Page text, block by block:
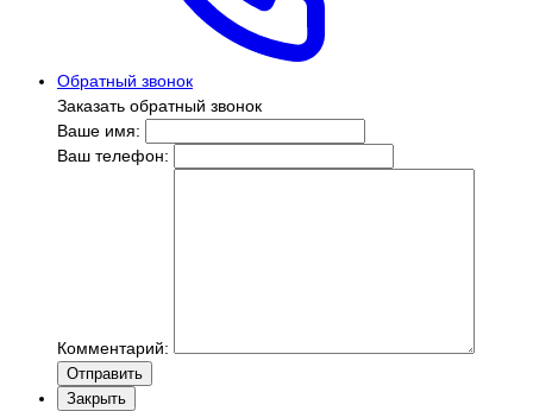
Обратный звонок
Заказать обратный звонок
Ваше имя:
Ваш телефон:
Комментарий:
Отправить
Закрыть